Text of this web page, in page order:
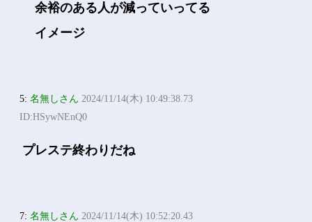
余裕のある人が減っていってる
イメージ
5:名無しさん 2024/11/14(木) 10:49:38.73
ID:HSywNEnQ0
プレステ終わりだね
7:名無しさん 2024/11/14(木) 10:52:20.43